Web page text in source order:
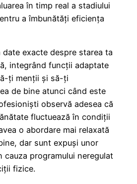
în timp real a stadiului
a îmbunătăți eficiența
exacte despre starea ta
integrând funcții adaptate
ți menții și să-ți
de bine atunci când este
observă adesea că
fluctuează în condiții
o abordare mai relaxată
dar sunt expuși unor
cauza programului neregulat
fizice.